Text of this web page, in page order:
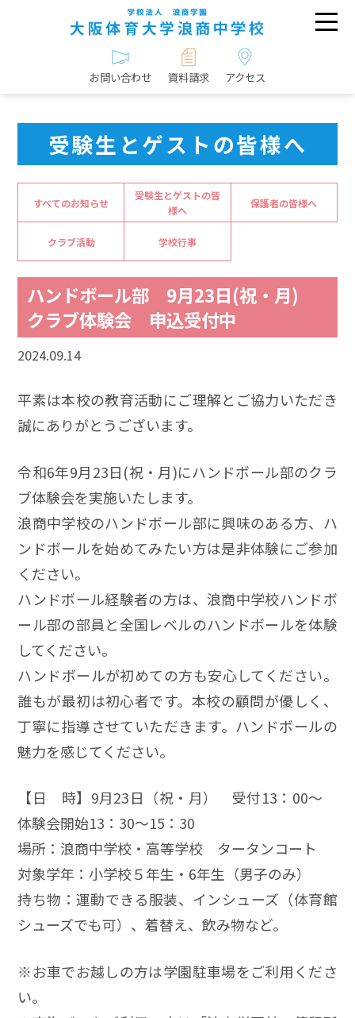
お問い合わせ 資料請求 アクセス
受験生とゲストの皆様へ
すべてのお知らせ
受験生とゲストの皆
様へ
保護者の皆様へ
クラブ活動 学校行事
ハンドボール部 9月23日(祝・月)
クラブ体験会 申込受付中
2024.09.14
平素は本校の教育活動にご理解とご協力いただき
誠にありがとうございます。
令和6年9月23日(祝・月)にハンドボール部のクラ
ブ体験会を実施いたします。
浪商中学校のハンドボール部に興味のある方、ハ
ンドボールを始めてみたい方は是非体験にご参加
ください。
ハンドボール経験者の方は、浪商中学校ハンドボ
ール部の部員と全国レベルのハンドボールを体験
してください。
ハンドボールが初めての方も安心してください。
誰もが最初は初心者です。本校の顧問が優しく、
丁寧に指導させていただきます。ハンドボールの
魅力を感じてください。
【日 時】9月23日（祝・月） 受付13：00～
体験会開始13：30～15：30
場所：浪商中学校・高等学校 タータンコート
対象学年：小学校５年生・6年生（男子のみ）
持ち物：運動できる服装、インシューズ（体育館
シューズでも可）、着替え、飲み物など。
※お車でお越しの方は学園駐車場をご利用くださ
い。